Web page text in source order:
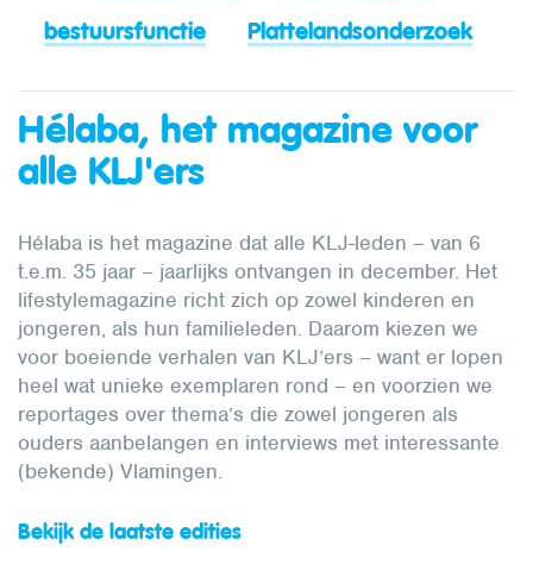
bestuursfunctie
Plattelandsonderzoek
Hélaba, het magazine voor
alle KLJ'ers
Hélaba is het magazine dat alle KLJ-leden – van 6
t.e.m. 35 jaar – jaarlijks ontvangen in december. Het
lifestylemagazine richt zich op zowel kinderen en
jongeren, als hun familieleden. Daarom kiezen we
voor boeiende verhalen van KLJ’ers – want er lopen
heel wat unieke exemplaren rond – en voorzien we
reportages over thema’s die zowel jongeren als
ouders aanbelangen en interviews met interessante
(bekende) Vlamingen.
Bekijk de laatste edities